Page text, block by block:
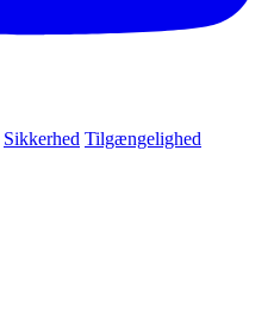
Sikkerhed Tilgængelighed